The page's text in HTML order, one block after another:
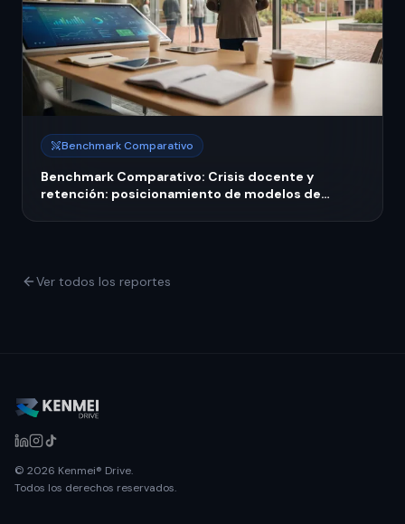
Benchmark Comparativo
Benchmark Comparativo: Crisis docente y
retención: posicionamiento de modelos de
Ver todos los reportes
© 2026 Kenmei® Drive.
Todos los derechos reservados.